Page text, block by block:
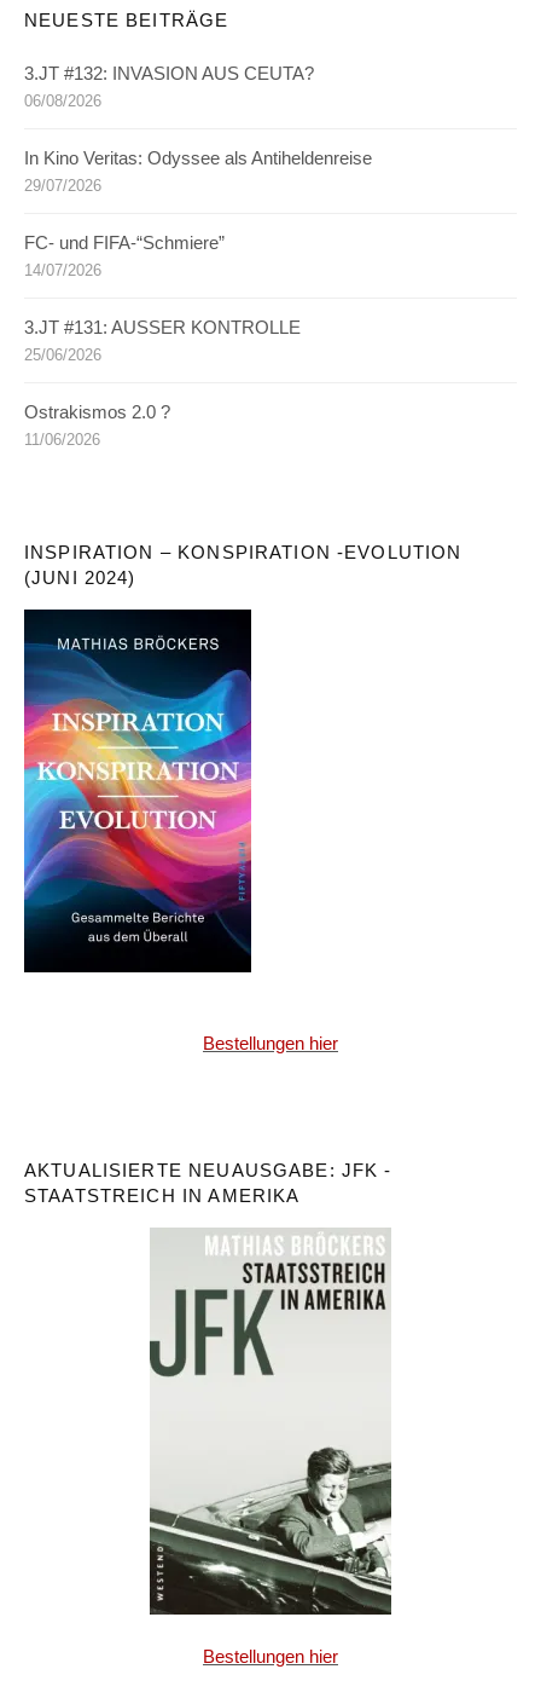
NEUESTE BEITRÄGE
3.JT #132: INVASION AUS CEUTA?
06/08/2026
In Kino Veritas: Odyssee als Antiheldenreise
29/07/2026
FC- und FIFA-“Schmiere”
14/07/2026
3.JT #131: AUSSER KONTROLLE
25/06/2026
Ostrakismos 2.0 ?
11/06/2026
INSPIRATION – KONSPIRATION -EVOLUTION
(JUNI 2024)
Bestellungen hier
AKTUALISIERTE NEUAUSGABE: JFK -
STAATSTREICH IN AMERIKA
Bestellungen hier